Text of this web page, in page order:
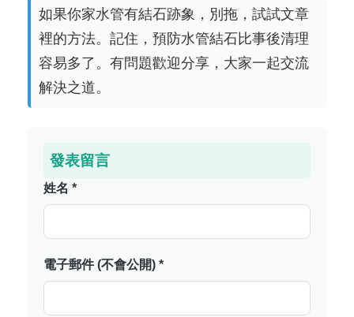
如果你家水管有結石跡象，別拖，試試文章
裡的方法。記住，預防水管結石比事後清理
容易多了。有問題歡迎分享，大家一起交流
解決之道。
發表留言
姓名 *
電子郵件 (不會公開) *